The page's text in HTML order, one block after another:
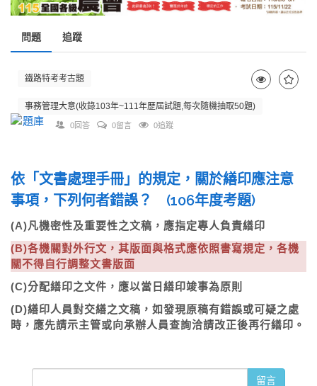
問題 追蹤
鐵路特考考古題
事務管理大意(收錄103年~111年歷屆試題,每次隨機抽取50題)
0回答 0留言 0追蹤
依「文書處理手冊」的規定，關於繕印應注意
事項，下列何者錯誤？ (106年度考題)
(A)凡機密性及重要性之文稿，應指定專人負責繕印
(B)各機關對外行文，其版面與格式應依照書寫規定，各機
關不得自行調整文書版面
(C)分配繕印之文件，應以當日繕印竣事為原則
(D)繕印人員對交繕之文稿，如發現原稿有錯誤或可疑之處
時，應先請示主管或向承辦人員查詢洽請改正後再行繕印。
留言